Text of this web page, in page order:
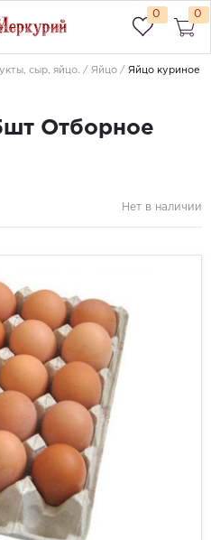
0 0
сыр, яйцо. Яйцо
Яйцо куриное
Отборное
Нет в наличии